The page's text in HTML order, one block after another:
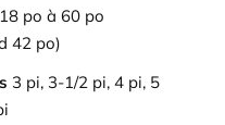
po à 60 po
42 po)
3 pi, 3-1/2 pi, 4 pi, 5